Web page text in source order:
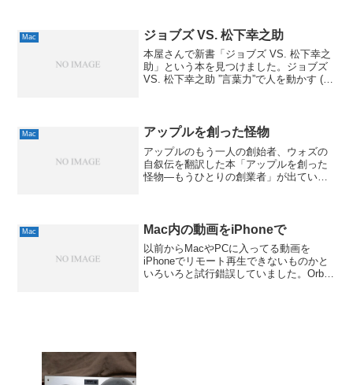
て、何故か力...
Mac ジョブズ VS. 松下幸之助
本屋さんで新書「ジョブズ VS. 松下幸之
助」という本を見つけました。ジョブズ
VS. 松下幸之助 ”言葉力”で人を動かす (ア
Mac アップルを創った怪物
アップルのもう一人の創始者、ウォズの
自叙伝を翻訳した本「アップルを創った
怪物―もうひとりの創業者」が出ている
Too...
Mac Mac内の動画をiPhoneで
以前からMacやPCに入ってる動画を
iPhoneでリモート再生できないものかと
いろいろと試行錯誤していました。Orbが